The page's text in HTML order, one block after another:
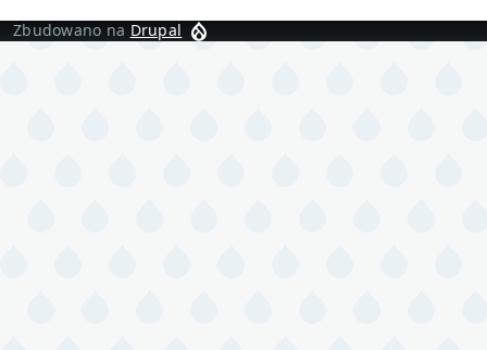
Zbudowano na Drupal